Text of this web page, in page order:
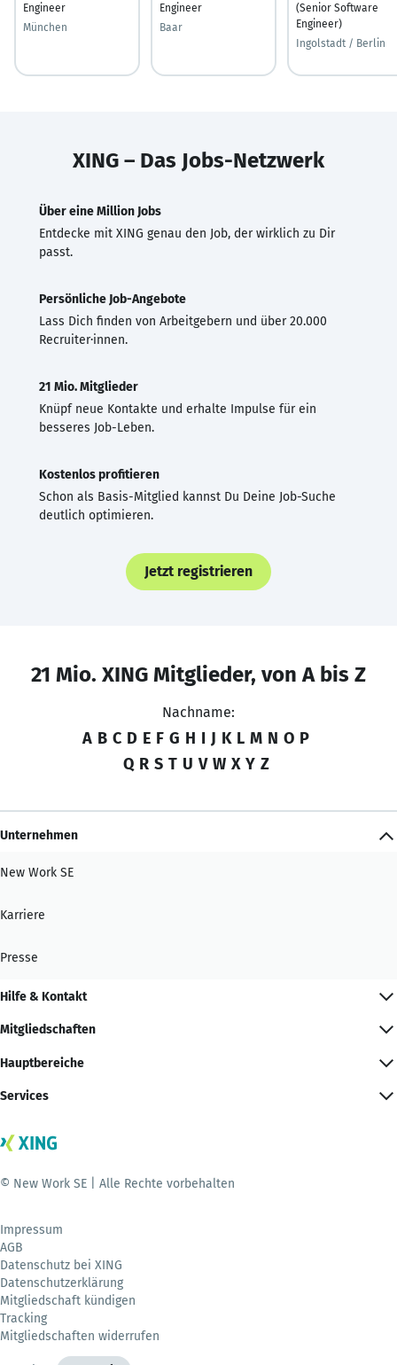
Engineer
München
Engineer
Baar
(Senior Software
Engineer)
Ingolstadt / Berlin
XING – Das Jobs-Netzwerk
Über eine Million Jobs
Entdecke mit XING genau den Job, der wirklich zu Dir
passt.
Persönliche Job-Angebote
Lass Dich finden von Arbeitgebern und über 20.000
Recruiter·innen.
21 Mio. Mitglieder
Knüpf neue Kontakte und erhalte Impulse für ein
besseres Job-Leben.
Kostenlos profitieren
Schon als Basis-Mitglied kannst Du Deine Job-Suche
deutlich optimieren.
Jetzt registrieren
21 Mio. XING Mitglieder, von A bis Z
Nachname:
A B C D E F G H I J K L M N O P
Q R S T U V W X Y Z
Unternehmen
New Work SE
Karriere
Presse
Hilfe & Kontakt
Mitgliedschaften
Hauptbereiche
Services
© New Work SE | Alle Rechte vorbehalten
Impressum
AGB
Datenschutz bei XING
Datenschutzerklärung
Mitgliedschaft kündigen
Tracking
Mitgliedschaften widerrufen